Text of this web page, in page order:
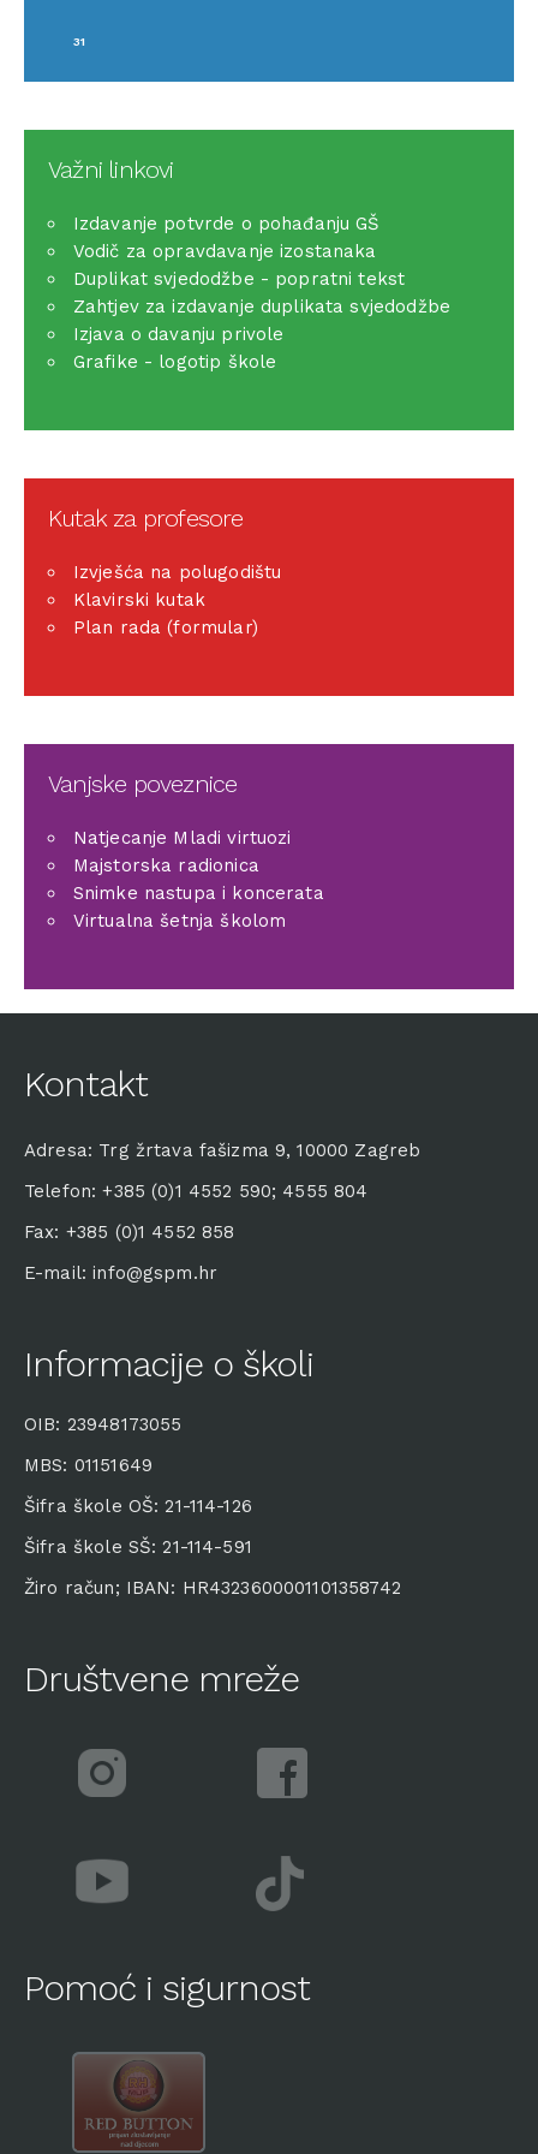
31
Važni linkovi
Izdavanje potvrde o pohađanju GŠ
Vodič za opravdavanje izostanaka
Duplikat svjedodžbe - popratni tekst
Zahtjev za izdavanje duplikata svjedodžbe
Izjava o davanju privole
Grafike - logotip škole
Kutak za profesore
Izvješća na polugodištu
Klavirski kutak
Plan rada (formular)
Vanjske poveznice
Natjecanje Mladi virtuozi
Majstorska radionica
Snimke nastupa i koncerata
Virtualna šetnja školom
Kontakt
Adresa: Trg žrtava fašizma 9, 10000 Zagreb
Telefon: +385 (0)1 4552 590; 4555 804
Fax: +385 (0)1 4552 858
E-mail: info@gspm.hr
Informacije o školi
OIB: 23948173055
MBS: 01151649
Šifra škole OŠ: 21-114-126
Šifra škole SŠ: 21-114-591
Žiro račun; IBAN: HR4323600001101358742
Društvene mreže
Pomoć i sigurnost